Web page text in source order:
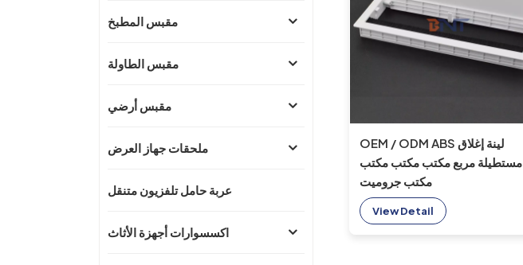
OEM / ODM ABS لينة إغلاق
مستطيلة مربع مكتب مكتب مكتب
مكتب جروميت
View Detail
مقبس المطبخ
مقبس الطاولة
مقبس أرضي
ملحقات جهاز العرض
عربة حامل تلفزيون متنقل
اكسسوارات أجهزة الأثاث